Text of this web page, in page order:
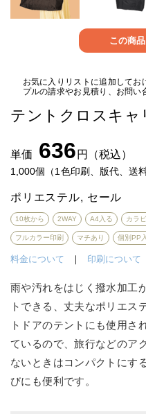
この商
お気に入りリストに追加してお
プルの請求やお見積り、お問い
テントクロスキ
単価 636 円（税込）
1,000個（1色印刷、版代、送料
ポリエステル セール
10枚から 2WAY A4入る カラ
フルカラー印刷 マチあり 個別PP
料金について ｜ 印刷について
雨や汚れをはじく撥水加工
トできる、丈夫なポリエス
トドアのテントにも使用さ
ているので、旅行などのア
ないときはコンパクトにす
びにも便利です。